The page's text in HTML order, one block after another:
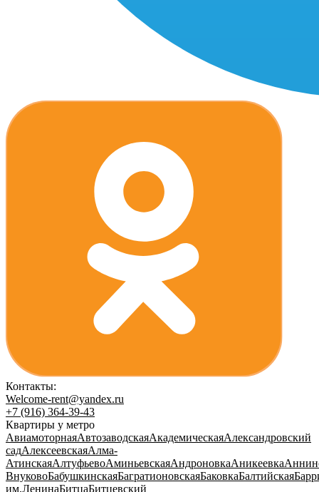
Контакты:
Welcome-rent@yandex.ru
+7 (916) 364-39-43
Квартиры у метро
АвиамоторнаяАвтозаводскаяАкадемическаяАлександровский
садАлексеевскаяАлма-
АтинскаяАлтуфьевоАминьевскаяАндроновкаАникеевка
ВнуковоБабушкинскаяБагратионовскаяБаковкаБалтийская
им.ЛенинаБитцаБитцевский